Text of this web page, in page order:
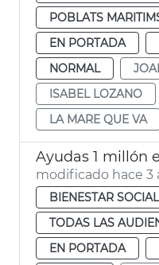
POBLATS
EN PORTADA
NORMAL
ISABEL LOZANO
LA MARE QUE VA
modificado hace 3
BIENESTAR SOCIAL
TODAS LAS
EN PORTADA